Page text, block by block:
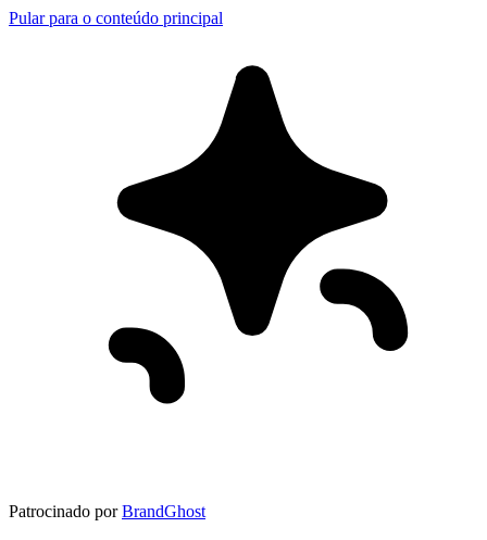
Pular para o conteúdo principal
Patrocinado por BrandGhost